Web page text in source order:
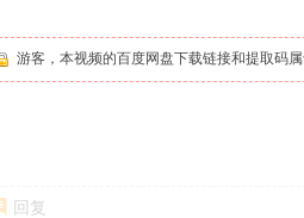
游客，本视频的百度网盘下载链接和提取码
回复